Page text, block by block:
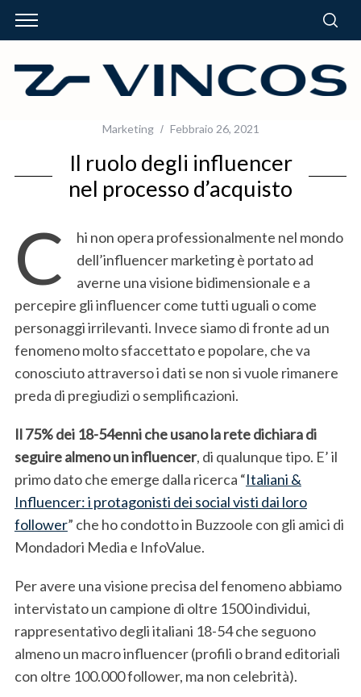
Marketing Febbraio 26, 2021
Il ruolo degli influencer
nel processo d’acquisto
C
hi non opera professionalmente nel mondo
dell’influencer marketing è portato ad
averne una visione bidimensionale e a
percepire gli influencer come tutti uguali o come
personaggi irrilevanti. Invece siamo di fronte ad un
fenomeno molto sfaccettato e popolare, che va
conosciuto attraverso i dati se non si vuole rimanere
preda di pregiudizi o semplificazioni.
Il 75% dei 18-54enni che usano la rete dichiara di
seguire almeno un influencer, di qualunque tipo. E’ il
primo dato che emerge dalla ricerca “Italiani &
Influencer: i protagonisti dei social visti dai loro
follower” che ho condotto in Buzzoole con gli amici di
Mondadori Media e InfoValue.
Per avere una visione precisa del fenomeno abbiamo
intervistato un campione di oltre 1500 individui,
rappresentativo degli italiani 18-54 che seguono
almeno un macro influencer (profili o brand editoriali
con oltre 100.000 follower, ma non celebrità).